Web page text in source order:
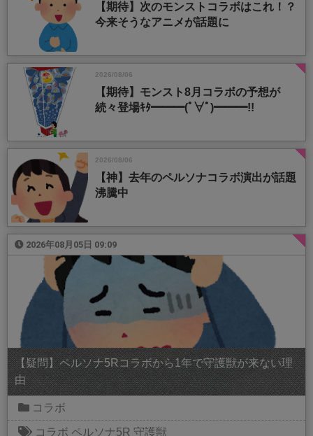
【期待】次のモンストコラボはこれ！？
今来そうなアニメが話題に
2026/08/06
【期待】モンスト8月コラボの予想が
続々登場ｷﾀ━━━(ﾟ∀ﾟ)━━━!!
2026/08/06
【神】去年のペルソナコラボ演出が話題
沸騰中
2026年08月05日 09:09
【疑問】ペルソナ5Rコラボから1年で守護獣が来ない理
由
コラボ
コラボ ペルソナ5R 守護獣